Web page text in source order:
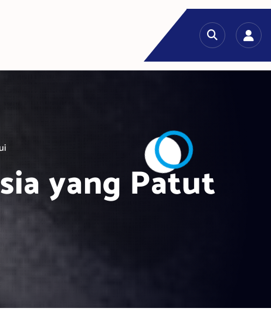
yang Patut